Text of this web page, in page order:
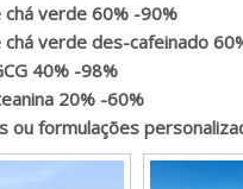
chá verde 60% -90%
chá verde des-cafeinado
40% -98%
20% -60%
ou formulações